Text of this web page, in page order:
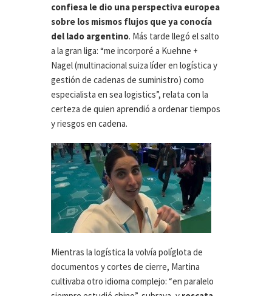
confiesa le dio una perspectiva europea
sobre los mismos flujos que ya conocía
del lado argentino. Más tarde llegó el salto
a la gran liga: “me incorporé a Kuehne +
Nagel (multinacional suiza líder en logística y
gestión de cadenas de suministro) como
especialista en sea logistics”, relata con la
certeza de quien aprendió a ordenar tiempos
y riesgos en cadena.
Mientras la logística la volvía políglota de
documentos y cortes de cierre, Martina
cultivaba otro idioma complejo: “en paralelo